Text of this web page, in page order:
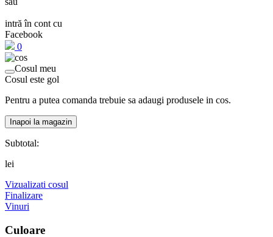
intră în cont cu
Facebook
0
Cosul meu
Cosul este gol
Pentru a putea comanda trebuie sa adaugi produsele in cos.
Inapoi la magazin
Subtotal:
lei
Vizualizati cosul
Finalizare
Vinuri
Culoare